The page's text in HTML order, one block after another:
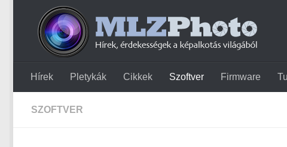
Hírek Pletykák Cikkek Szoftver Firmware
SZOFTVER